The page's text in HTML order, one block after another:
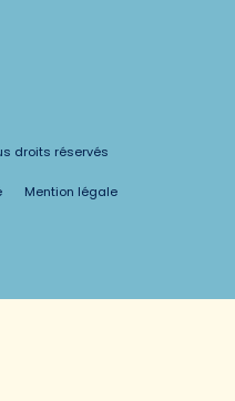
droits réservés
Mention légale